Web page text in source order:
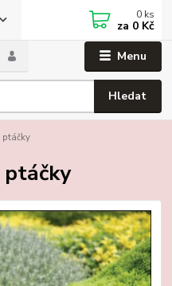
Menu
Hledat
0 ks
za 0 Kč
ptáčky